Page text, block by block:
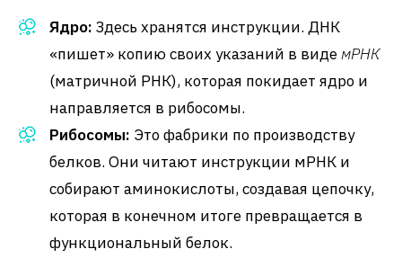
Ядро: Здесь хранятся инструкции. ДНК
«пишет» копию своих указаний в видемРНК
(матричной РНК), которая покидает ядро и
направляется в рибосомы.
Рибосомы: Это фабрики по производству
белков. Они читают инструкции мРНК и
собирают аминокислоты, создавая цепочку,
которая в конечном итоге превращается в
функциональный белок.